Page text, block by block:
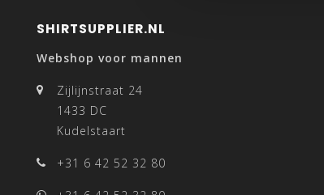
SHIRTSUPPLIER.NL
Webshop voor mannen
Zijlijnstraat 24
1433 DC
Kudelstaart
+31 6 42 52 32 80